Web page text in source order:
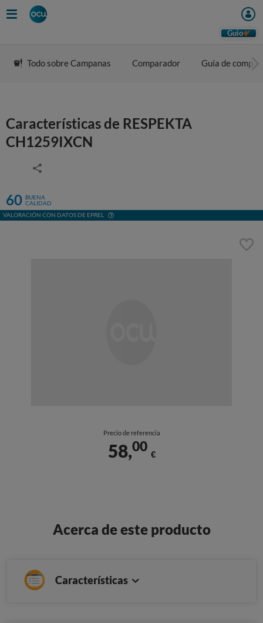
Guio
Todo sobre Campanas Comparador Guía de compra
Características de RESPEKTA
CH1259IXCN
60 BUENA
CALIDAD
VALORACIÓN CON DATOS DE EPREL
Precio de referencia
58,00
€
Acerca de este producto
Características